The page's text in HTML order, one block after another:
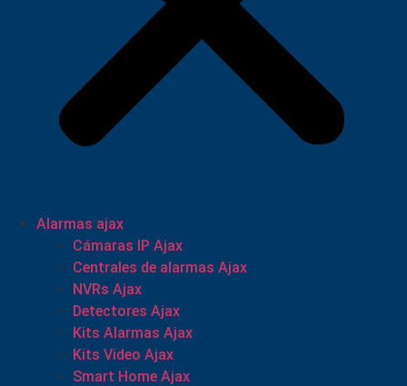
Alarmas ajax
Cámaras IP Ajax
Centrales de alarmas Ajax
NVRs Ajax
Detectores Ajax
Kits Alarmas Ajax
Kits Video Ajax
Smart Home Ajax